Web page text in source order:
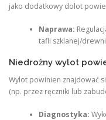
jako dodatkowy dolot
Naprawa:
tafli szklanej/
Niedrożny wylot
Wylot powinien znajdować
(np. przez ręczniki lub
Diagnostyka: